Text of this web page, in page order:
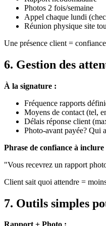
Photos 2 fois/semaine
Appel chaque lundi
Réunion physique site
Une présence client =
6. Gestion des
À la signature :
Fréquence rapports
Moyens de contact (tel,
Délais réponse client
Photo-avant payée? Qui
Phrase de confiance à inclure
"Vous recevrez un rapport
Client sait quoi attendre =
7. Outils simples